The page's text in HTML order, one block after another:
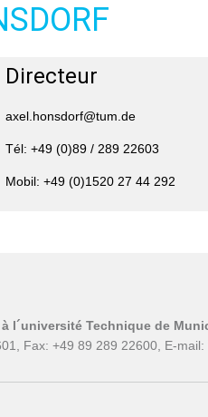
Directeur
axel.honsdorf@tum.de
Tél: +49 (0)89 / 289 22603
Mobil: +49 (0)1520 27 44 292
l´université Technique de
Fax: +49 89 289 22600, E-mail: